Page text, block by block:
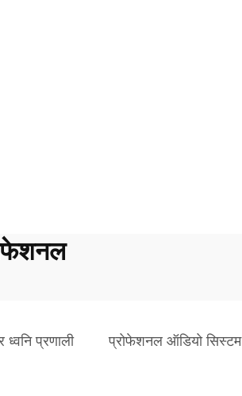
ध्वनि प्रणाली प्रोफेशनल ऑडियो सिस्टम